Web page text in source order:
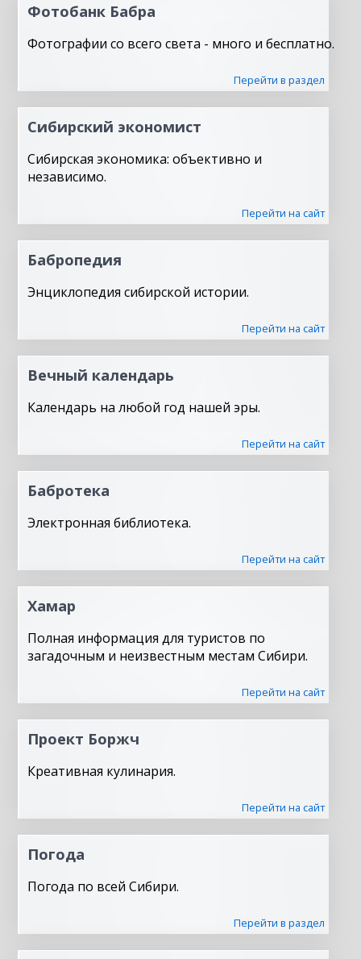
Фотобанк Бабра
Фотографии со всего света - много и бесплатно.
Перейти в раздел
Сибирский экономист
Сибирская экономика: объективно и
независимо.
Перейти на сайт
Бабропедия
Энциклопедия сибирской истории.
Перейти на сайт
Вечный календарь
Календарь на любой год нашей эры.
Перейти на сайт
Бабротека
Электронная библиотека.
Перейти на сайт
Хамар
Полная информация для туристов по
загадочным и неизвестным местам Сибири.
Перейти на сайт
Проект Боржч
Креативная кулинария.
Перейти на сайт
Погода
Погода по всей Сибири.
Перейти в раздел